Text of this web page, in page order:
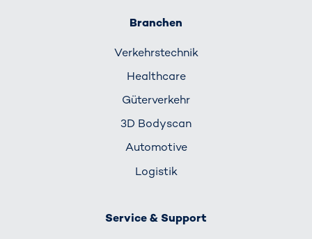
Branchen
Verkehrs­technik
Healthcare
Güterverkehr
3D Bodyscan
Automotive
Logistik
Service & Support